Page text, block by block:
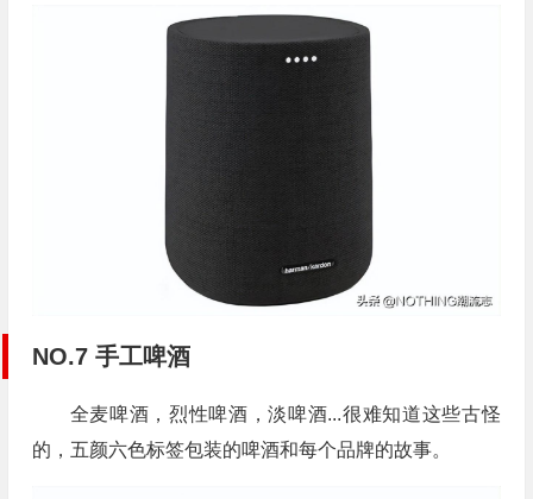
NO.7 手工啤酒
全麦啤酒，烈性啤酒，淡啤酒...很难知道这些古怪
的，五颜六色标签包装的啤酒和每个品牌的故事。